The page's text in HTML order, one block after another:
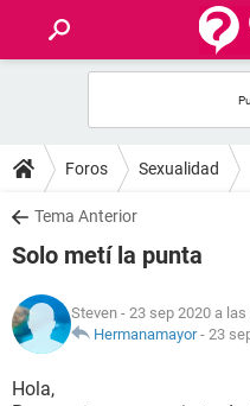
FOROS
SALUD
NUTRICIÓN
BIENESTAR
Foros Sexualidad
Tema Anterior
Solo metí la punta
Steven - 23 sep 2020 a las
Hermanamayor- 23
Hola,